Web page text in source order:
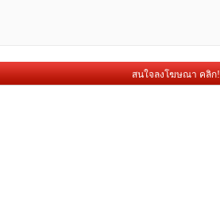
สนใจลงโฆษณา คลิก!